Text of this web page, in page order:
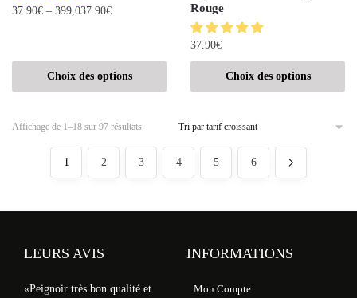
37.90€ – 399,037.90€
Choix des options
Rouge
37.90€
Choix des options
Affichage de 1–18 sur 97 résultats
1 2 3 4 5 6
LEURS AVIS
«Peignoir très bon qualité et
INFORMATIONS
Mon Compte